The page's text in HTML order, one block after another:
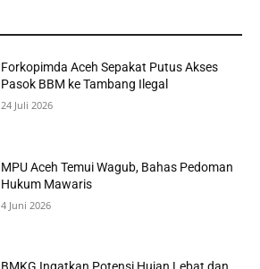
Forkopimda Aceh Sepakat Putus Akses
Pasok BBM ke Tambang Ilegal
24 Juli 2026
MPU Aceh Temui Wagub, Bahas Pedoman
Hukum Mawaris
4 Juni 2026